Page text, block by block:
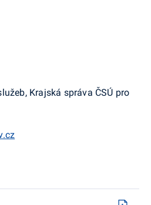
Krajská správa ČSÚ pro